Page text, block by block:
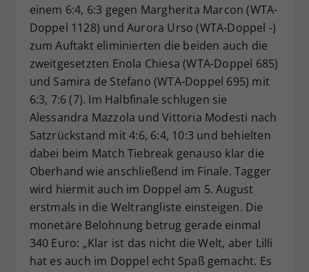
einem 6:4, 6:3 gegen Margherita Marcon (WTA-
Doppel 1128) und Aurora Urso (WTA-Doppel -)
zum Auftakt eliminierten die beiden auch die
zweitgesetzten Enola Chiesa (WTA-Doppel 685)
und Samira de Stefano (WTA-Doppel 695) mit
6:3, 7:6 (7). Im Halbfinale schlugen sie
Alessandra Mazzola und Vittoria Modesti nach
Satzrückstand mit 4:6, 6:4, 10:3 und behielten
dabei beim Match Tiebreak genauso klar die
Oberhand wie anschließend im Finale. Tagger
wird hiermit auch im Doppel am 5. August
erstmals in die Weltrangliste einsteigen. Die
monetäre Belohnung betrug gerade einmal
340 Euro: „Klar ist das nicht die Welt, aber Lilli
hat es auch im Doppel echt Spaß gemacht. Es